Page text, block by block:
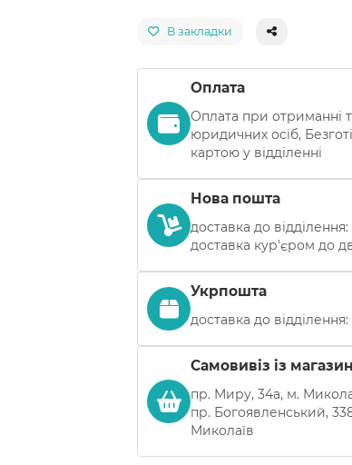
В закладки
Оплата
Оплата при отриманні
юридичних осіб,
картою у відділенні
Нова пошта
доставка до відділення:
доставка кур'єром до
Укрпошта
доставка до відділення:
Самовивіз із
пр. Миру, 34а, м.
пр. Богоявленський,
Миколаїв